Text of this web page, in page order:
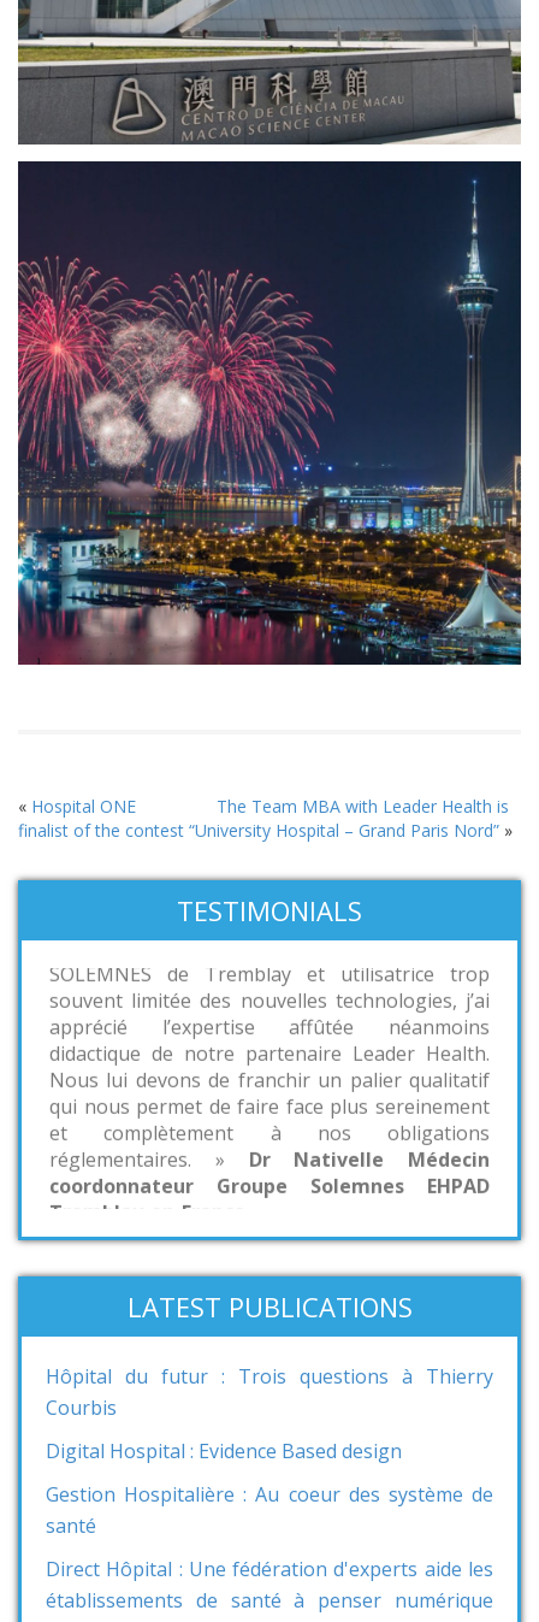
« Hospital ONE
The Team MBA with Leader Health is
finalist of the contest “University Hospital – Grand Paris Nord” »
TESTIMONIALS
«Confrontée à l’instauration d’un schéma
directeur d’information au sein de l’EHPAD
SOLEMNES de Tremblay et utilisatrice trop
souvent limitée des nouvelles technologies, j’ai
apprécié l’expertise affûtée néanmoins
didactique de notre partenaire Leader Health.
Nous lui devons de franchir un palier qualitatif
qui nous permet de faire face plus sereinement
et complètement à nos obligations
réglementaires. » Dr Nativelle Médecin
coordonnateur Groupe Solemnes EHPAD
Tremblay-en-France
personnes âgées atteintes de la maladie
d’Alzheimer se développe dans la région Ile de
France. Nous avons souhaité mettre en place
sur les nouvelles technologies. Nous avons
trouvé chez Leader Health un partenaire
remarquable qui nous a permis de définir notre
schéma directeur en lien avec nos partenaires
du court séjour et les attentes de nos clients.»
Eddy CHENAF Directeur d’Etablissement
« Le CHU de Toulouse a fait appel à Leader
LATEST PUBLICATIONS
Hôpital du futur : Trois questions à Thierry
Courbis
Digital Hospital : Evidence Based design
Gestion Hospitalière : Au coeur des système de
santé
Direct Hôpital : Une fédération d'experts aide les
établissements de santé à penser numérique